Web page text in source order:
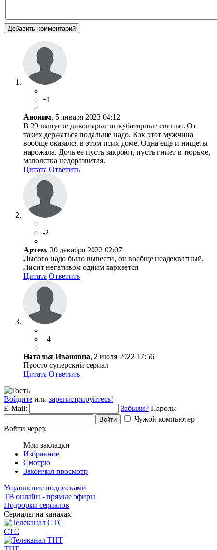
Добавить комментарий
+1
Аноним, 5 января 2023 04:12
В 29 выпуске дикошарые инкубаторные свиньи. От
таких держаться подальше надо. Как этот мужчина
вообще оказался в этом псих доме. Одна еще и нищеты
нарожала. Дочь ее пусть закроют, пусть гниет в тюрьме,
малолетка недоразвитая.
Цитата Ответить
-2
Артем, 30 декабря 2022 02:07
Лысого надо было вывести, он вообще неадекватный.
Лисит негативом одним харкается.
Цитата Ответить
+4
Наталья Ивановна, 2 июля 2022 17:56
Просто суперский сериал
Цитата Ответить
Войдите или зарегистрируйтесь!
E-Mail:
Забыли? Пароль:
Войти
Чужой компьютер
Войти через:
Мои закладки
Избранное
Смотрю
Закончил просмотр
Управление подписками
ТВ онлайн - прямые эфиры
Подборки сериалов
Сериалы на каналах
СТС